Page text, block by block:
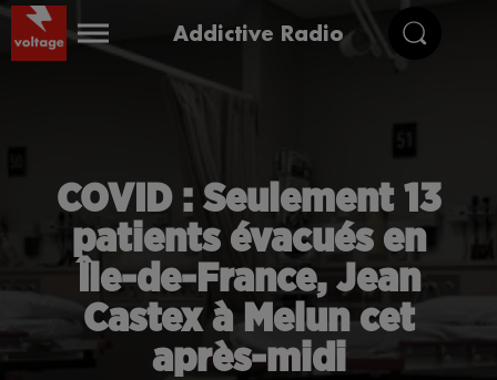
Addictive Radio
COVID : Seulement 13
patients évacués en
Île-de-France, Jean
Castex à Melun cet
après-midi